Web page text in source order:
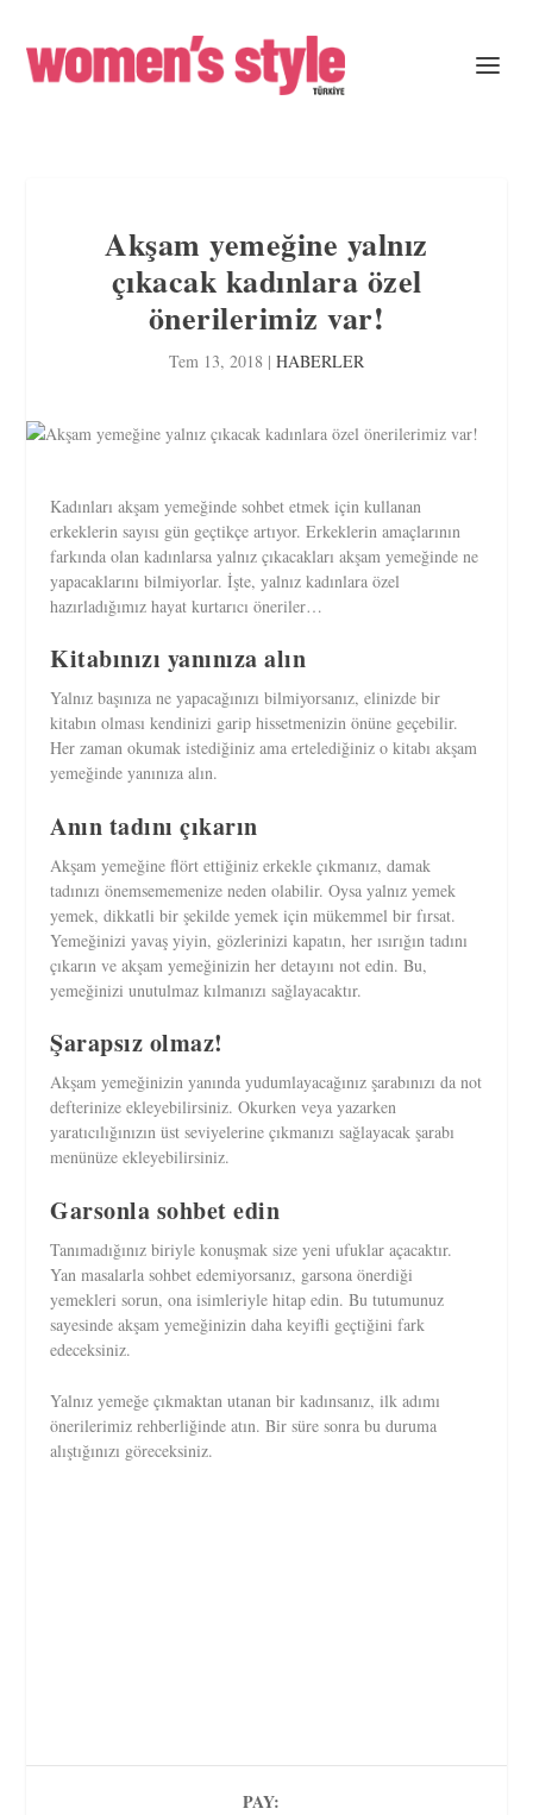
Akşam yemeğine yalnız
çıkacak kadınlara özel
önerilerimiz var!
Tem 13, 2018 | HABERLER
Kadınları akşam yemeğinde sohbet etmek için kullanan
erkeklerin sayısı gün geçtikçe artıyor. Erkeklerin amaçlarının
farkında olan kadınlarsa yalnız çıkacakları akşam yemeğinde ne
yapacaklarını bilmiyorlar. İşte, yalnız kadınlara özel
hazırladığımız hayat kurtarıcı öneriler…
Kitabınızı yanınıza alın
Yalnız başınıza ne yapacağınızı bilmiyorsanız, elinizde bir
kitabın olması kendinizi garip hissetmenizin önüne geçebilir.
Her zaman okumak istediğiniz ama ertelediğiniz o kitabı akşam
yemeğinde yanınıza alın.
Anın tadını çıkarın
Akşam yemeğine flört ettiğiniz erkekle çıkmanız, damak
tadınızı önemsememenize neden olabilir. Oysa yalnız yemek
yemek, dikkatli bir şekilde yemek için mükemmel bir fırsat.
Yemeğinizi yavaş yiyin, gözlerinizi kapatın, her ısırığın tadını
çıkarın ve akşam yemeğinizin her detayını not edin. Bu,
yemeğinizi unutulmaz kılmanızı sağlayacaktır.
Şarapsız olmaz!
Akşam yemeğinizin yanında yudumlayacağınız şarabınızı da not
defterinize ekleyebilirsiniz. Okurken veya yazarken
yaratıcılığınızın üst seviyelerine çıkmanızı sağlayacak şarabı
menünüze ekleyebilirsiniz.
Garsonla sohbet edin
Tanımadığınız biriyle konuşmak size yeni ufuklar açacaktır.
Yan masalarla sohbet edemiyorsanız, garsona önerdiği
yemekleri sorun, ona isimleriyle hitap edin. Bu tutumunuz
sayesinde akşam yemeğinizin daha keyifli geçtiğini fark
edeceksiniz.
Yalnız yemeğe çıkmaktan utanan bir kadınsanız, ilk adımı
önerilerimiz rehberliğinde atın. Bir süre sonra bu duruma
alıştığınızı göreceksiniz.
PAY: